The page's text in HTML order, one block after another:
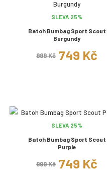
SLEVA 25%
Batoh Bumbag Sport Scout
Burgundy
999 Kč 749 Kč
SLEVA 25%
Batoh Bumbag Sport Scout
Purple
999 Kč 749 Kč